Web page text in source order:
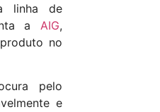
linha de
a AIG,
no
pelo
e